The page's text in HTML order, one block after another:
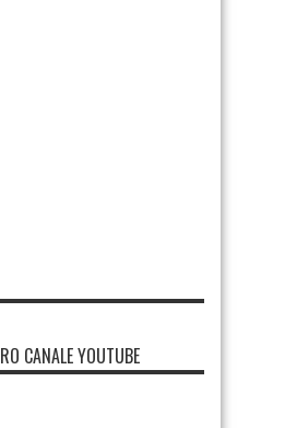
CANALE YOUTUBE